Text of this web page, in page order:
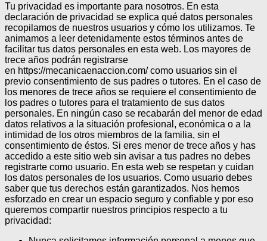
Tu privacidad es importante para nosotros. En esta
declaración de privacidad se explica qué datos personales
recopilamos de nuestros usuarios y cómo los utilizamos. Te
animamos a leer detenidamente estos términos antes de
facilitar tus datos personales en esta web. Los mayores de
trece años podrán registrarse
en https://mecanicaenaccion.com/ como usuarios sin el
previo consentimiento de sus padres o tutores. En el caso de
los menores de trece años se requiere el consentimiento de
los padres o tutores para el tratamiento de sus datos
personales. En ningún caso se recabarán del menor de edad
datos relativos a la situación profesional, económica o a la
intimidad de los otros miembros de la familia, sin el
consentimiento de éstos. Si eres menor de trece años y has
accedido a este sitio web sin avisar a tus padres no debes
registrarte como usuario. En esta web se respetan y cuidan
los datos personales de los usuarios. Como usuario debes
saber que tus derechos están garantizados. Nos hemos
esforzado en crear un espacio seguro y confiable y por eso
queremos compartir nuestros principios respecto a tu
privacidad: